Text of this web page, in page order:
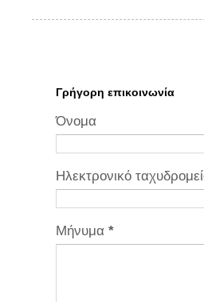
Γρήγορη επικοινωνία
Όνομα
Ηλεκτρονικό
Μήνυμα *